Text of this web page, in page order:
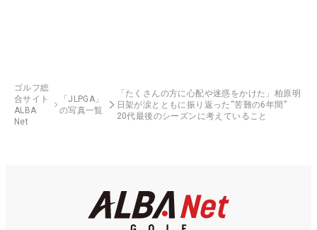
ゴルフ総
合サイト
ALBA
Net
「JLPGA」
の写真一覧
「たくさんの方に心配や迷惑をかけた」柏原明
日架が涙とともに振り返った“苦難の6年間”
20代最後のシーズンに考えていること